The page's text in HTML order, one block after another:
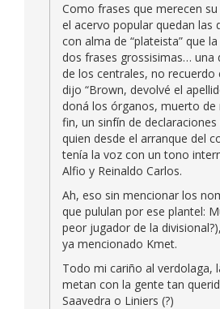
Como frases que merecen
el acervo popular quedan las
con alma de “plateista” que
dos frases grossisimas… una
de los centrales, no recuerdo
dijo “Brown, devolvé el
doná los órganos, muerto de
fin, un sinfín de
quien desde el arranque del
tenía la voz con un tono
Alfio y Reinaldo Carlos.
Ah, eso sin mencionar los
que pululan por ese plantel:
peor jugador de la
ya mencionado Kmet.
Todo mi cariño al verdolaga,
metan con la gente tan
Saavedra o Liniers (?)